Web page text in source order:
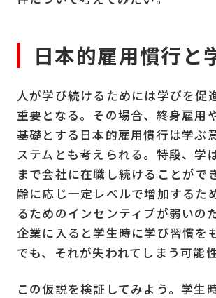
日本的雇用慣行と
人が学び続けるためには学びを促
重要となる。その場合、終身雇用
基礎とする日本的雇用慣行は学ぶ
ステムとも考えられる。特段、学
まで会社に在職し続けることがで
齢に応じ一定レベルで増加するた
るためのインセンティブが弱いの
企業に入ると学生時に学び習慣を
でも、それが失われてしまう可能
この仮説を検証してみよう。学生